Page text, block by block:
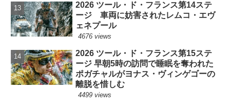
2026 ツール・ド・フランス第14ステ
ージ 車両に妨害されたレムコ・エヴ
ェネプール
4676 views
2026 ツール・ド・フランス第15ステ
ージ 早朝5時の訪問で睡眠を奪われた
ポガチャルがヨナス・ヴィンゲゴーの
離脱を惜しむ
4499 views